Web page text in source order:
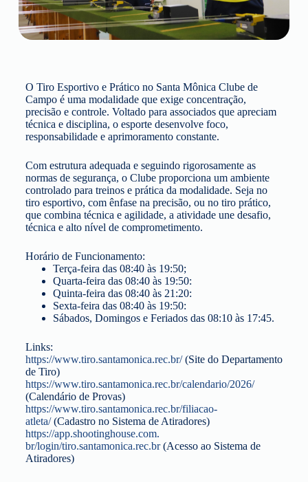
O Tiro Esportivo e Prático no Santa Mônica Clube de
Campo é uma modalidade que exige concentração,
precisão e controle. Voltado para associados que apreciam
técnica e disciplina, o esporte desenvolve foco,
responsabilidade e aprimoramento constante.
Com estrutura adequada e seguindo rigorosamente as
normas de segurança, o Clube proporciona um ambiente
controlado para treinos e prática da modalidade. Seja no
tiro esportivo, com ênfase na precisão, ou no tiro prático,
que combina técnica e agilidade, a atividade une desafio,
técnica e alto nível de comprometimento.
Horário de Funcionamento:
Terça-feira das 08:40 às 19:50;
Quarta-feira das 08:40 às 19:50:
Quinta-feira das 08:40 às 21:20:
Sexta-feira das 08:40 às 19:50:
Sábados, Domingos e Feriados das 08:10 às 17:45.
Links:
https://www.tiro.santamonica.rec.br/(Site do Departamento
de Tiro)
https://www.tiro.santamonica.rec.br/calendario/2026/
(Calendário de Provas)
https://www.tiro.santamonica.rec.br/filiacao-
atleta/(Cadastro no Sistema de Atiradores)
https://app.shootinghouse.com.
br/login/tiro.santamonica.rec.br(Acesso ao Sistema de
Atiradores)